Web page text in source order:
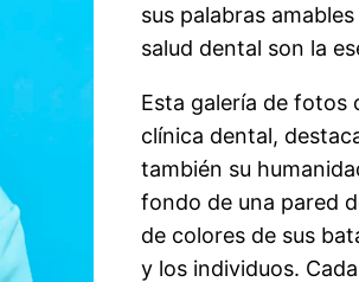
sus palabras
salud dental son la
Esta galería de fotos
clínica dental,
también su
fondo de una pared
de colores de sus
y los individuos.